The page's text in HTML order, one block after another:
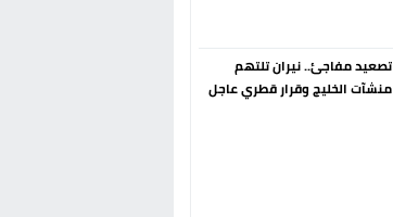
تصعيد مفاجئ.. نيران تلتهم
منشآت الخليج وقرار قطري عاجل